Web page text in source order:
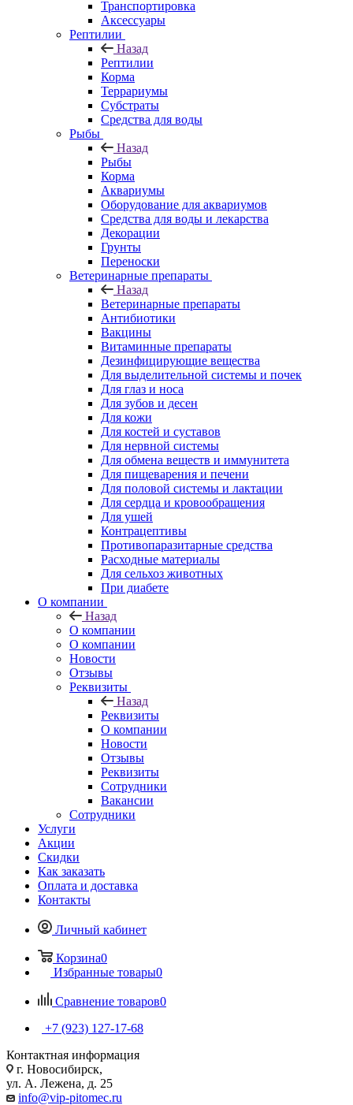
Транспортировка
Аксессуары
Рептилии
Назад
Рептилии
Корма
Террариумы
Субстраты
Средства для воды
Рыбы
Назад
Рыбы
Корма
Аквариумы
Оборудование для аквариумов
Средства для воды и лекарства
Декорации
Грунты
Переноски
Ветеринарные препараты
Назад
Ветеринарные препараты
Антибиотики
Вакцины
Витаминные препараты
Дезинфицирующие вещества
Для выделительной системы и почек
Для глаз и носа
Для зубов и десен
Для кожи
Для костей и суставов
Для нервной системы
Для обмена веществ и иммунитета
Для пищеварения и печени
Для половой системы и лактации
Для сердца и кровообращения
Для ушей
Контрацептивы
Противопаразитарные средства
Расходные материалы
Для сельхоз животных
При диабете
О компании
Назад
О компании
О компании
Новости
Отзывы
Реквизиты
Назад
Реквизиты
О компании
Новости
Отзывы
Реквизиты
Сотрудники
Вакансии
Сотрудники
Услуги
Акции
Скидки
Как заказать
Оплата и доставка
Контакты
Личный кабинет
Корзина0
Избранные товары0
Сравнение товаров0
+7 (923) 127-17-68
Контактная информация
г. Новосибирск,
ул. А. Лежена, д. 25
info@vip-pitomec.ru